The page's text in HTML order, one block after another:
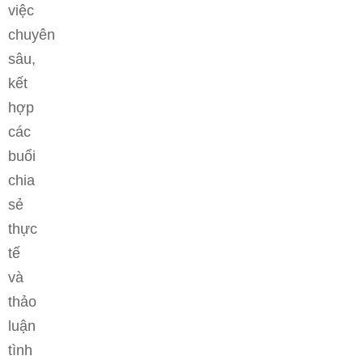
việc
chuyên
sâu,
kết
hợp
các
buổi
chia
sẻ
thực
tế
và
thảo
luận
tình